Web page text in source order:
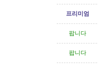
프리미엄
팝니다
팝니다